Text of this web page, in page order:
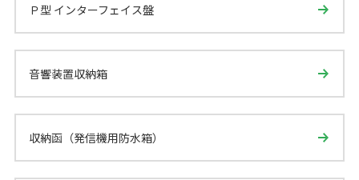
Ｐ型 インターフェイス盤
音響装置収納箱
収納函（発信機用防水箱）